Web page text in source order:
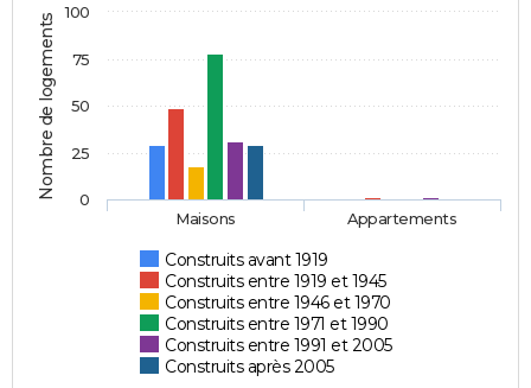
Nombre de logements
Construits avant 1919
Construits entre 1919 et 1945
Construits entre 1946 et 1970
Construits entre 1971 et 1990
Construits entre 1991 et 2005
Construits après 2005
Maisons Appartements
0
25
50
75
100